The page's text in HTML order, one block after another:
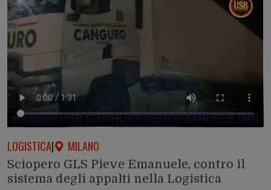
LOGISTICA| MILANO
Sciopero GLS Pieve Emanuele, contro il
sistema degli appalti nella Logistica